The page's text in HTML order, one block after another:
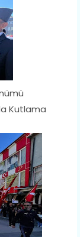
Kutlama